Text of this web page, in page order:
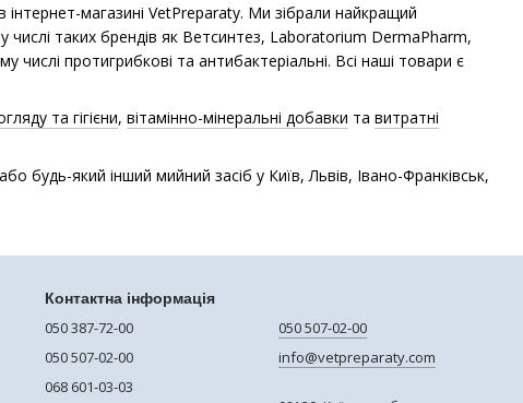
магазині VetPreparaty. Ми зібрали найкращий
числі таких брендів як Ветсинтез, Laboratorium DermaPharm,
числі протигрибкові та антибактеріальні. Всі наші товари є
та гігієни, вітамінно-мінеральні добавки та витратні
будь-який інший мийний засіб у Київ, Львів, Івано-Франківськ,
Контактна інформація
050 387-72-00
050 507-02-00
068 601-03-03
050 507-02-00
info@vetpreparaty.com